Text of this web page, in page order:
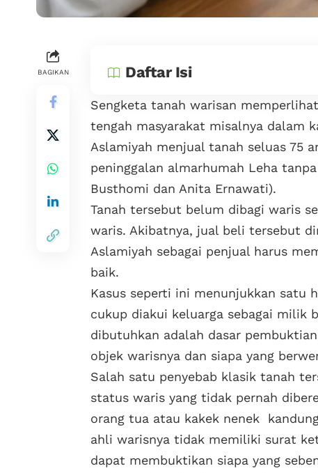
BAGIKAN Daftar Isi
Sengketa tanah warisan
tengah masyarakat misalnya dalam
Aslamiyah menjual tanah seluas 75
peninggalan almarhumah Leha
Busthomi dan Anita Ernawati).
Tanah tersebut belum dibagi waris
waris. Akibatnya, jual beli tersebut
Aslamiyah sebagai penjual harus
baik.
Kasus seperti ini menunjukkan satu
cukup diakui keluarga sebagai milik
dibutuhkan adalah dasar
objek warisnya dan siapa yang
Salah satu penyebab klasik tanah
status waris yang tidak pernah
orang tua atau kakek nenek
ahli warisnya tidak memiliki surat
dapat membuktikan siapa yang